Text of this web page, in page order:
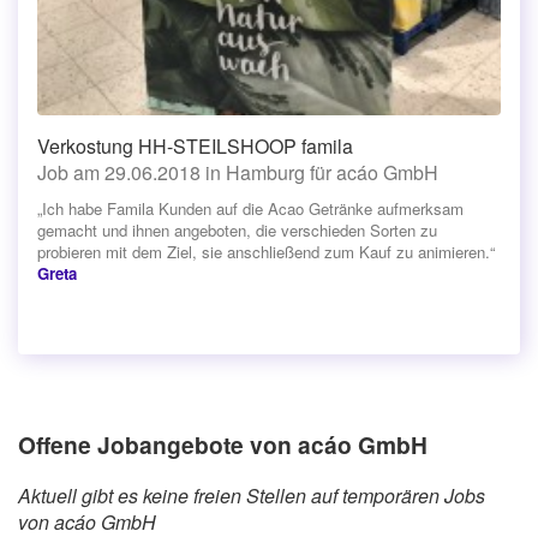
Verkostung HH-STEILSHOOP famila
Job am 29.06.2018 in Hamburg für acáo GmbH
„Ich habe Famila Kunden auf die Acao Getränke aufmerksam
gemacht und ihnen angeboten, die verschieden Sorten zu
probieren mit dem Ziel, sie anschließend zum Kauf zu animieren.“
Greta
Offene Jobangebote von acáo GmbH
Aktuell gibt es keine freien Stellen auf temporären Jobs
von acáo GmbH